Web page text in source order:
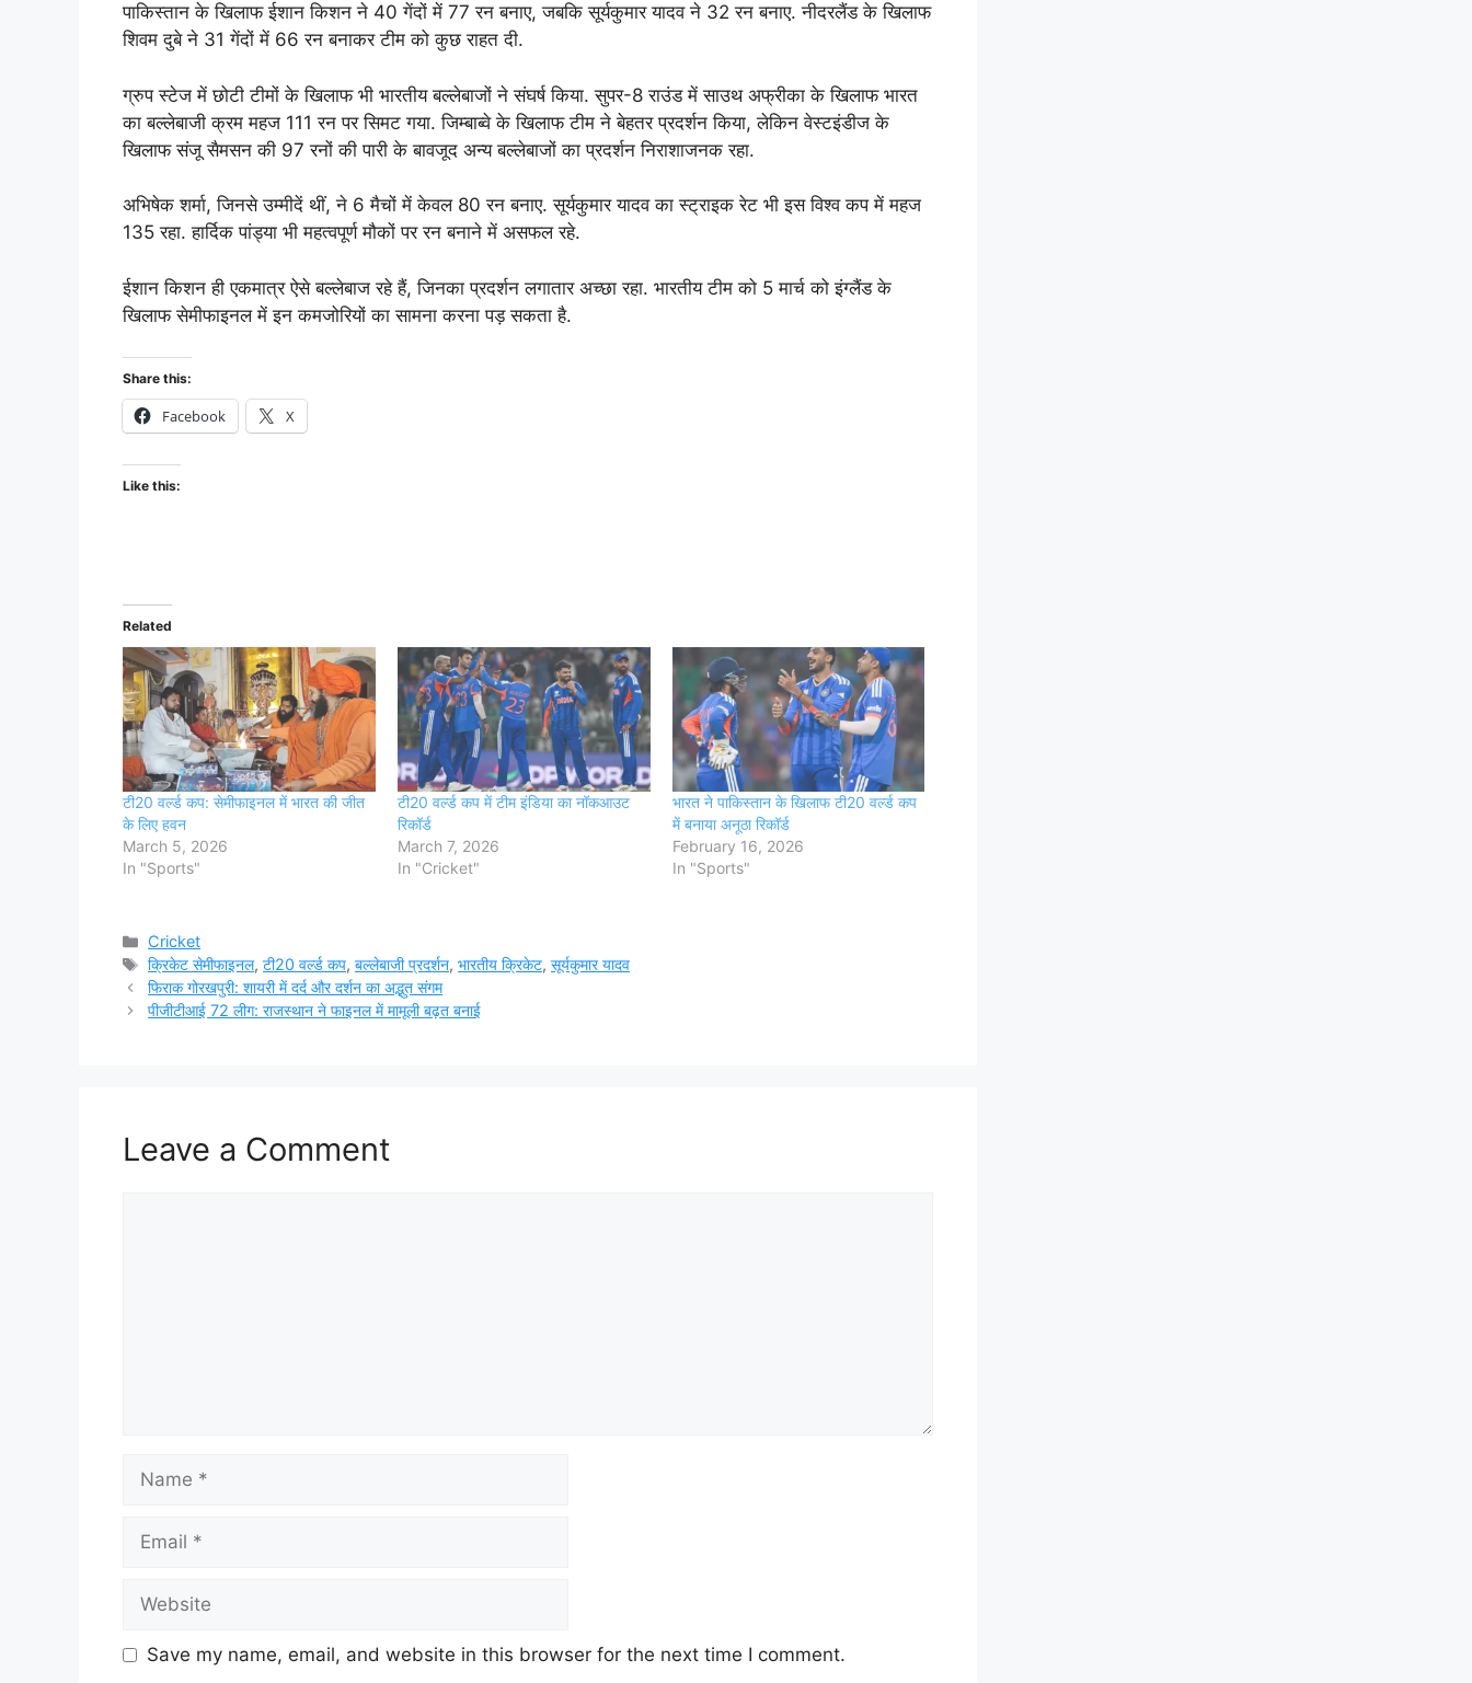
पाकिस्तान के खिलाफ ईशान किशन ने 40 गेंदों में 77 रन बनाए, जबकि सूर्यकुमार यादव ने 32 रन बनाए. नीदरलैंड के खिलाफ
शिवम दुबे ने 31 गेंदों में 66 रन बनाकर टीम को कुछ राहत दी.
ग्रुप स्टेज में छोटी टीमों के खिलाफ भी भारतीय बल्लेबाजों ने संघर्ष किया. सुपर-8 राउंड में साउथ अफ्रीका के खिलाफ भारत
का बल्लेबाजी क्रम महज 111 रन पर सिमट गया. जिम्बाब्वे के खिलाफ टीम ने बेहतर प्रदर्शन किया, लेकिन वेस्टइंडीज के
खिलाफ संजू सैमसन की 97 रनों की पारी के बावजूद अन्य बल्लेबाजों का प्रदर्शन निराशाजनक रहा.
अभिषेक शर्मा, जिनसे उम्मीदें थीं, ने 6 मैचों में केवल 80 रन बनाए. सूर्यकुमार यादव का स्ट्राइक रेट भी इस विश्व कप में महज
135 रहा. हार्दिक पांड्या भी महत्वपूर्ण मौकों पर रन बनाने में असफल रहे.
ईशान किशन ही एकमात्र ऐसे बल्लेबाज रहे हैं, जिनका प्रदर्शन लगातार अच्छा रहा. भारतीय टीम को 5 मार्च को इंग्लैंड के
खिलाफ सेमीफाइनल में इन कमजोरियों का सामना करना पड़ सकता है.
Share this:
Facebook X
Like this:
Related
टी20 वर्ल्ड कप: सेमीफाइनल में भारत की जीत
के लिए हवन
March 5, 2026
In "Sports"
टी20 वर्ल्ड कप में टीम इंडिया का नॉकआउट
रिकॉर्ड
March 7, 2026
In "Cricket"
भारत ने पाकिस्तान के खिलाफ टी20 वर्ल्ड कप
में बनाया अनूठा रिकॉर्ड
February 16, 2026
In "Sports"
Categories
Cricket
Tags
क्रिकेट सेमीफाइनल,टी20 वर्ल्ड कप,बल्लेबाजी प्रदर्शन,भारतीय क्रिकेट,सूर्यकुमार यादव
फिराक गोरखपुरी: शायरी में दर्द और दर्शन का अद्भुत संगम
पीजीटीआई 72 लीग: राजस्थान ने फाइनल में मामूली बढ़त बनाई
Leave a Comment
Name
Email
Website
Save my name, email, and website in this browser for the next time I comment.